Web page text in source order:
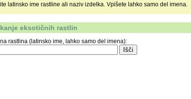
latinsko ime rastline ali naziv izdelka. Vpišete lahko samo del imena.
eksotičnih rastlin
rastlina (latinsko ime, lahko samo del imena):